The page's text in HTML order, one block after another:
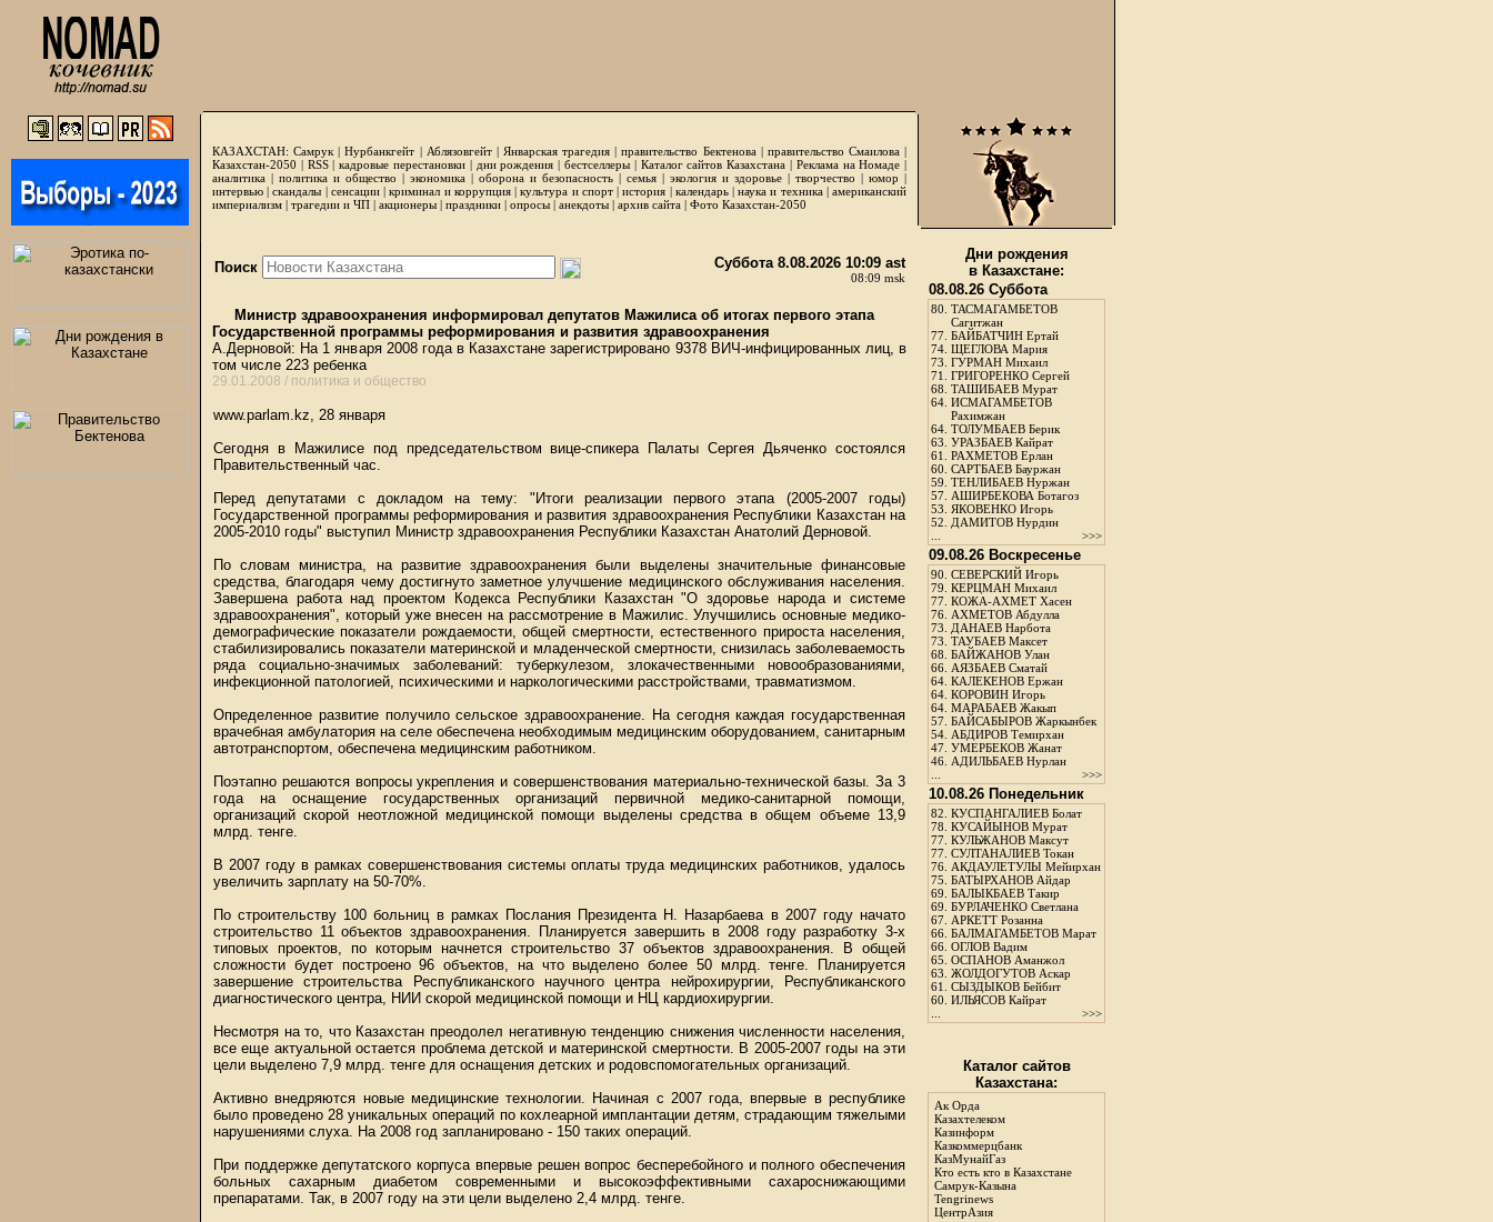
КАЗАХСТАН: Самрук |Нурбанкгейт | Аблязовгейт| Январская трагедия |правительство Бектенова| правительство Смаилова|
Казахстан-2050 | RSS|кадровые перестановки| дни рождения | бестселлеры| Каталог сайтов Казахстана | Реклама на Номаде |
аналитика | политика и общество | экономика | оборона и безопасность | семья | экология и здоровье | творчество | юмор |
интервью |скандалы | сенсации|криминал и коррупция|культура и спорт|история | календарь|наука и техника|американский
империализм | трагедии и ЧП | акционеры | праздники | опросы | анекдоты | архив сайта | Фото Казахстан-2050
Поиск Суббота 8.08.2026 10:09 ast
08:09 msk
Министр здравоохранения информировал депутатов Мажилиса об итогах первого этапа
Государственной программы реформирования и развития здравоохранения
А.Дерновой: На 1 января 2008 года в Казахстане зарегистрировано 9378 ВИЧ-инфицированных лиц, в
том числе 223 ребенка
29.01.2008 / политика и общество
www.parlam.kz, 28 января
Сегодня в Мажилисе под председательством вице-спикера Палаты Сергея Дьяченко состоялся
Правительственный час.
Перед депутатами с докладом на тему: "Итоги реализации первого этапа (2005-2007 годы)
Государственной программы реформирования и развития здравоохранения Республики Казахстан на
2005-2010 годы" выступил Министр здравоохранения Республики Казахстан Анатолий Дерновой.
По словам министра, на развитие здравоохранения были выделены значительные финансовые
средства, благодаря чему достигнуто заметное улучшение медицинского обслуживания населения.
Завершена работа над проектом Кодекса Республики Казахстан "О здоровье народа и системе
здравоохранения", который уже внесен на рассмотрение в Мажилис. Улучшились основные медико-
демографические показатели рождаемости, общей смертности, естественного прироста населения,
стабилизировались показатели материнской и младенческой смертности, снизилась заболеваемость
ряда социально-значимых заболеваний: туберкулезом, злокачественными новообразованиями,
инфекционной патологией, психическими и наркологическими расстройствами, травматизмом.
Определенное развитие получило сельское здравоохранение. На сегодня каждая государственная
врачебная амбулатория на селе обеспечена необходимым медицинским оборудованием, санитарным
автотранспортом, обеспечена медицинским работником.
Поэтапно решаются вопросы укрепления и совершенствования материально-технической базы. За 3
года на оснащение государственных организаций первичной медико-санитарной помощи,
организаций скорой неотложной медицинской помощи выделены средства в общем объеме 13,9
млрд. тенге.
В 2007 году в рамках совершенствования системы оплаты труда медицинских работников, удалось
увеличить зарплату на 50-70%.
По строительству 100 больниц в рамках Послания Президента Н. Назарбаева в 2007 году начато
строительство 11 объектов здравоохранения. Планируется завершить в 2008 году разработку 3-х
типовых проектов, по которым начнется строительство 37 объектов здравоохранения. В общей
сложности будет построено 96 объектов, на что выделено более 50 млрд. тенге. Планируется
завершение строительства Республиканского научного центра нейрохирургии, Республиканского
диагностического центра, НИИ скорой медицинской помощи и НЦ кардиохирургии.
Несмотря на то, что Казахстан преодолел негативную тенденцию снижения численности населения,
все еще актуальной остается проблема детской и материнской смертности. В 2005-2007 годы на эти
цели выделено 7,9 млрд. тенге для оснащения детских и родовспомогательных организаций.
Активно внедряются новые медицинские технологии. Начиная с 2007 года, впервые в республике
было проведено 28 уникальных операций по кохлеарной имплантации детям, страдающим тяжелыми
нарушениями слуха. На 2008 год запланировано - 150 таких операций.
При поддержке депутатского корпуса впервые решен вопрос бесперебойного и полного обеспечения
больных сахарным диабетом современными и высокоэффективными сахароснижающими
препаратами. Так, в 2007 году на эти цели выделено 2,4 млрд. тенге.
Дни рождения
в Казахстане:
08.08.26 Суббота
80. ТАСМАГАМБЕТОВ
Сагитжан
77. БАЙБАТЧИН Ертай
74. ЩЕГЛОВА Мария
73. ГУРМАН Михаил
71. ГРИГОРЕНКО Сергей
68. ТАШИБАЕВ Мурат
64. ИСМАГАМБЕТОВ
Рахимжан
64. ТОЛУМБАЕВ Берик
63. УРАЗБАЕВ Кайрат
61. РАХМЕТОВ Ерлан
60. САРТБАЕВ Бауржан
59. ТЕНЛИБАЕВ Нуржан
57. АШИРБЕКОВА Ботагоз
53. ЯКОВЕНКО Игорь
52. ДАМИТОВ Нурдин
>>>
09.08.26 Воскресенье
90. СЕВЕРСКИЙ Игорь
79. КЕРЦМАН Михаил
77. КОЖА-АХМЕТ Хасен
76. АХМЕТОВ Абдулла
73. ДАНАЕВ Нарбота
73. ТАУБАЕВ Максет
68. БАЙЖАНОВ Улан
66. АЯЗБАЕВ Сматай
64. КАЛЕКЕНОВ Ержан
64. КОРОВИН Игорь
64. МАРАБАЕВ Жакып
57. БАЙСАБЫРОВ Жаркынбек
54. АБДИРОВ Темирхан
47. УМЕРБЕКОВ Жанат
46. АДИЛЬБАЕВ Нурлан
>>>
10.08.26 Понедельник
82. КУСПАНГАЛИЕВ Болат
78. КУСАЙЫНОВ Мурат
77. КУЛЬЖАНОВ Максут
77. СУЛТАНАЛИЕВ Токан
76. АКДАУЛЕТУЛЫ Мейирхан
75. БАТЫРХАНОВ Айдар
69. БАЛЫКБАЕВ Такир
69. БУРЛАЧЕНКО Светлана
67. АРКЕТТ Розанна
66. БАЛМАГАМБЕТОВ Марат
66. ОГЛОВ Вадим
65. ОСПАНОВ Аманжол
63. ЖОЛДОГУТОВ Аскар
61. СЫЗДЫКОВ Бейбит
60. ИЛЬЯСОВ Кайрат
>>>
Каталог сайтов
Казахстана:
Ак Орда
Казахтелеком
Казинформ
Казкоммерцбанк
КазМунайГаз
Кто есть кто в Казахстане
Самрук-Казына
Tengrinews
ЦентрАзия